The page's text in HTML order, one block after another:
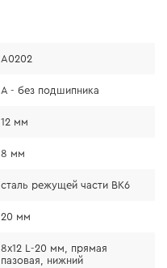
А0202
А - без подшипника
12 мм
8 мм
сталь режущей части ВК6
20 мм
8x12 L-20 мм, прямая
пазовая, нижний